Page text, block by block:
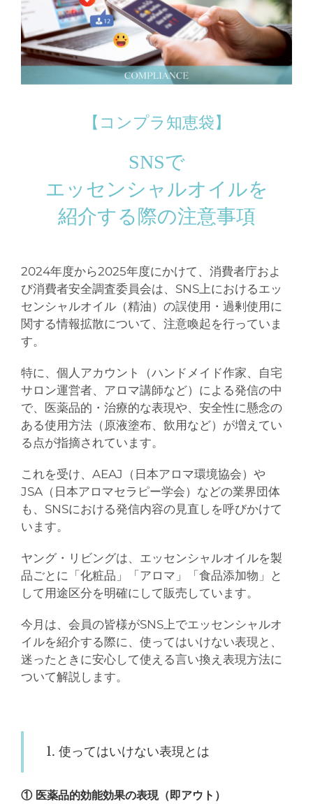
【コンプラ知恵袋】
SNSで
エッセンシャルオイルを
紹介する際の注意事項
2024年度から2025年度にかけて、消費者庁およ
び消費者安全調査委員会は、SNS上におけるエッ
センシャルオイル（精油）の誤使用・過剰使用に
関する情報拡散について、注意喚起を行っていま
す。
特に、個人アカウント（ハンドメイド作家、自宅
サロン運営者、アロマ講師など）による発信の中
で、医薬品的・治療的な表現や、安全性に懸念の
ある使用方法（原液塗布、飲用など）が増えてい
る点が指摘されています。
これを受け、AEAJ（日本アロマ環境協会）や
JSA（日本アロマセラピー学会）などの業界団体
も、SNSにおける発信内容の見直しを呼びかけて
います。
ヤング・リビングは、エッセンシャルオイルを製
品ごとに「化粧品」「アロマ」「食品添加物」と
して用途区分を明確にして販売しています。
今月は、会員の皆様がSNS上でエッセンシャルオ
イルを紹介する際に、使ってはいけない表現と、
迷ったときに安心して使える言い換え表現方法に
ついて解説します。
1. 使ってはいけない表現とは
① 医薬品的効能効果の表現（即アウト）